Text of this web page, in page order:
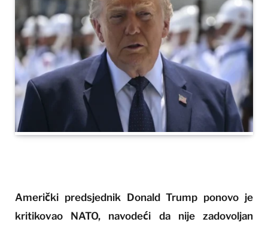
Američki predsjednik Donald Trump ponovo je
kritikovao NATO, navodeći da nije zadovoljan